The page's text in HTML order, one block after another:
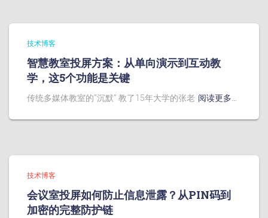
技术博客
智慧教室投屏方案：从单向演示到互动教
学，这5个功能是关键
传统多媒体教室的”沉默” 教了15年大学的张老 阅读更多…
技术博客
会议室投屏如何防止信息泄露？从PIN码到
加密的完整防护链